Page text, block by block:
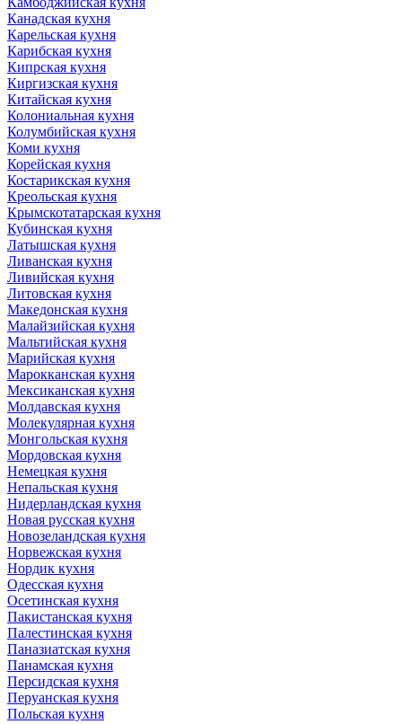
Канадская кухня
Карельская кухня
Карибская кухня
Кипрская кухня
Киргизская кухня
Китайская кухня
Колониальная кухня
Колумбийская кухня
Коми кухня
Корейская кухня
Костарикская кухня
Креольская кухня
Крымскотатарская кухня
Кубинская кухня
Латышская кухня
Ливанская кухня
Ливийская кухня
Литовская кухня
Македонская кухня
Малайзийская кухня
Мальтийская кухня
Марийская кухня
Марокканская кухня
Мексиканская кухня
Молдавская кухня
Молекулярная кухня
Монгольская кухня
Мордовская кухня
Немецкая кухня
Непальская кухня
Нидерландская кухня
Новая русская кухня
Новозеландская кухня
Норвежская кухня
Нордик кухня
Одесская кухня
Осетинская кухня
Пакистанская кухня
Палестинская кухня
Паназиатская кухня
Панамская кухня
Персидская кухня
Перуанская кухня
Польская кухня